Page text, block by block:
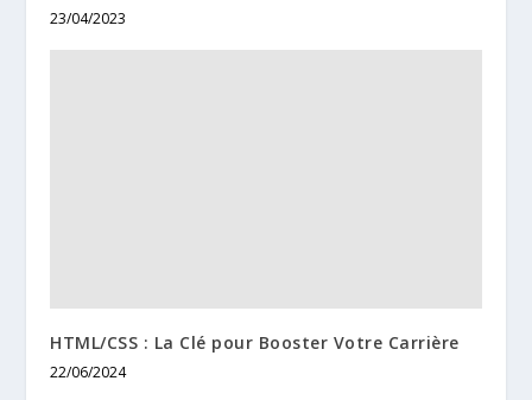
23/04/2023
HTML/CSS : La Clé pour Booster Votre Carrière
22/06/2024